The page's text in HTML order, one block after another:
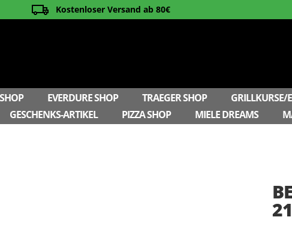
Kostenloser Versand ab 80€
EVERDURE SHOP TRAEGER SHOP GRILLKURSE/
GESCHENKS-ARTIKEL PIZZA SHOP MIELE DREAMS